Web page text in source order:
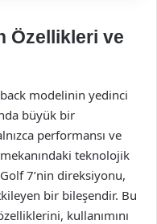
Özellikleri ve
modelinin yedinci
büyük bir
performansı ve
teknolojik
7’nin direksiyonu,
bir bileşendir. Bu
kullanımını